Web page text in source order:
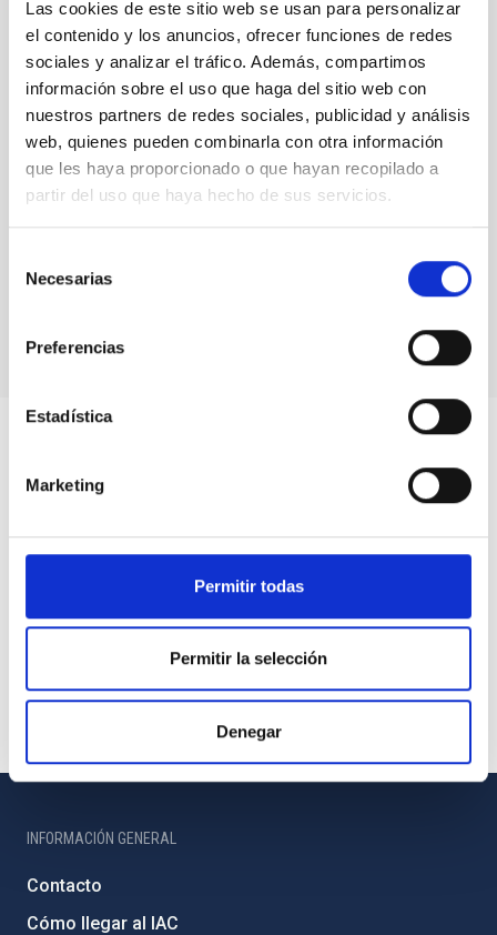
Las cookies de este sitio web se usan para personalizar
el contenido y los anuncios, ofrecer funciones de redes
sociales y analizar el tráfico. Además, compartimos
información sobre el uso que haga del sitio web con
nuestros partners de redes sociales, publicidad y análisis
web, quienes pueden combinarla con otra información
que les haya proporcionado o que hayan recopilado a
partir del uso que haya hecho de sus servicios.
Necesarias
Preferencias
Estadística
Marketing
Permitir todas
Permitir la selección
Denegar
INFORMACIÓN GENERAL
Contacto
Cómo llegar al IAC